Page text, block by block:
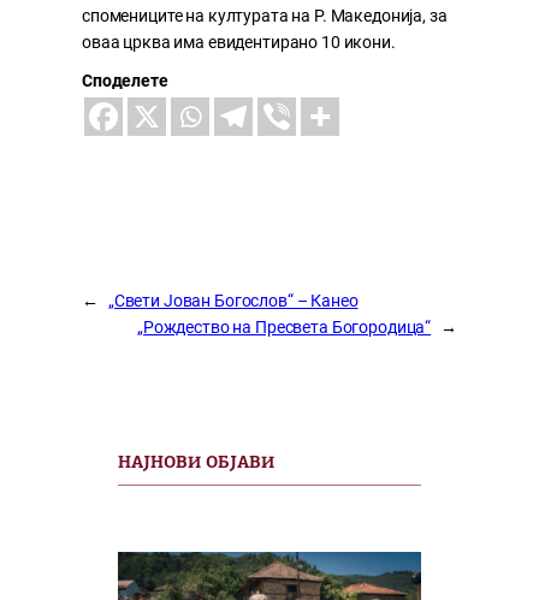
спомениците на културата на Р. Македонија, за
оваа црква има евидентирано 10 икони.
Споделете
←
„Свети Јован Богослов“ – Канео
„Рождество на Пресвета Богородица“
→
НАЈНОВИ ОБЈАВИ